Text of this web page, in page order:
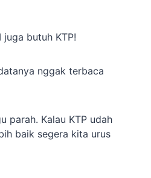
juga butuh KTP!
nggak terbaca
parah. Kalau KTP udah
baik segera kita urus